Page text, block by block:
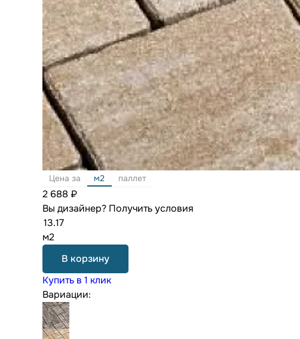
Цена за м2 паллет
2 688 ₽
Вы дизайнер? Получить условия
м2
В корзину
Купить в 1 клик
Вариации: